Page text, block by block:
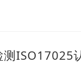
ISO17025